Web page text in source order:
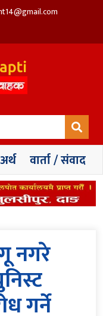
अर्थ वार्ता / संवाद
नगरे
गर्ने